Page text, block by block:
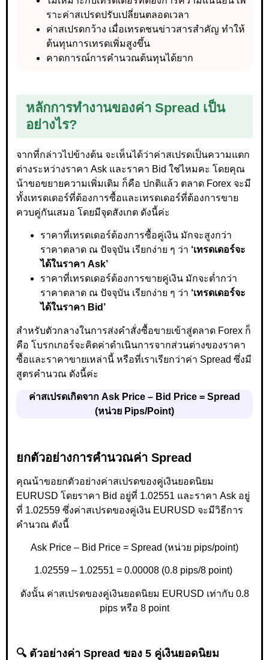
ราะค่าสเปรดปรับเปลี่ยนตลอดเวลา
ค่าสเปรดกว้าง เมื่อเทรดชนข่าวสารสำคัญ ทำให้
ต้นทุนการเทรดเพิ่มสูงขึ้น
คาดการณ์การคำนวณต้นทุนได้ยาก
หลักการทำงานของค่า Spread เป็น
อย่างไร?
จากที่กล่าวไปข้างต้น จะเห็นได้ว่าค่าสเปรดเป็นความแตก
ต่างระหว่างราคา Ask และราคา Bid ใช่ไหมคะ โดยคุณ
น้าขอขยายความเพิ่มเติม ก็คือ ปกติแล้ว ตลาด Forex จะมี
ทั้งเทรดเดอร์ที่ต้องการซื้อและเทรดเดอร์ที่ต้องการขาย
ควบคู่กันเสมอ โดยมีจุดสังเกต ดังนี้ค่ะ
ราคาที่เทรดเดอร์ต้องการซื้อคู่เงิน มักจะสูงกว่า
ราคาตลาด ณ ปัจจุบัน เรียกง่าย ๆ ว่า ‘เทรดเดอร์จะ
ได้ในราคา Ask’
ราคาที่เทรดเดอร์ต้องการขายคู่เงิน มักจะต่ำกว่า
ราคาตลาด ณ ปัจจุบัน เรียกง่าย ๆ ว่า ‘เทรดเดอร์จะ
ได้ในราคา Bid’
สำหรับตัวกลางในการส่งคำสั่งซื้อขายเข้าสู่ตลาด Forex ก็
คือ โบรกเกอร์จะคิดค่าดำเนินการจากส่วนต่างของราคา
ซื้อและราคาขายเหล่านี้ หรือที่เราเรียกว่าค่า Spread ซึ่งมี
สูตรคำนวณ ดังนี้ค่ะ
ค่าสเปรดเกิดจาก Ask Price – Bid Price = Spread
(หน่วย Pips/Point)
ยกตัวอย่างการคำนวณค่า Spread
คุณน้าขอยกตัวอย่างค่าสเปรดของคู่เงินยอดนิยม
EURUSD โดยราคา Bid อยู่ที่ 1.02551 และราคา Ask อยู่
ที่ 1.02559 ซึ่งค่าสเปรดของคู่เงิน EURUSD จะมีวิธีการ
คำนวณ ดังนี้
Ask Price – Bid Price = Spread (หน่วย pips/point)
1.02559 – 1.02551 = 0.00008 (0.8 pips/8 point)
ดังนั้น ค่าสเปรดของคู่เงินยอดนิยม EURUSD เท่ากับ 0.8
pips หรือ 8 point
🔍 ตัวอย่างค่า Spread ของ 5 คู่เงินยอดนิยม